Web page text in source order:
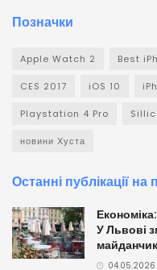
Позначки
Apple Watch 2 Best
CES 2017 iOS 10
Playstation 4 Pro
новини Хуста
Останні публікації на
У Львові
04.05.2026